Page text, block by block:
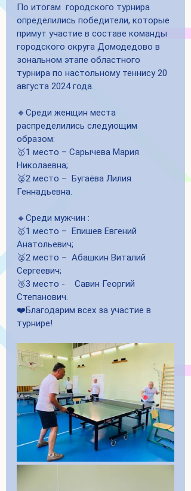
По итогам  городского турнира
определились победители, которые
примут участие в составе команды
городского округа Домодедово в
зональном этапе областного
турнира по настольному теннису 20
августа 2024 года.
🔸Среди женщин места
распределились следующим
образом:
🥇1 место – Сарычева Мария
Николаевна;
🥈2 место –  Бугаёва Лилия
Геннадьевна.
🔸Среди мужчин :
🥇1 место –  Епишев Евгений
Анатольевич;
🥈2 место –  Абашкин Виталий
Сергеевич;
🥉3 место -    Савин Георгий
Степанович.
❤️Благодарим всех за участие в
турнире!